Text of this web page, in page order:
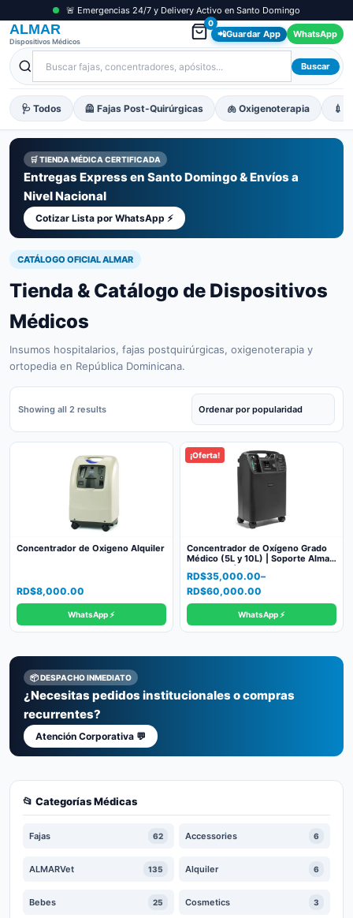
🚨 Emergencias 24/7 y Delivery Activo en Santo Domingo
ALMAR
Dispositivos Médicos
0
📲Guardar App WhatsApp
Buscar
🩺 Todos 🦺 Fajas Post-Quirúrgicas 🫁 Oxigenoterapia 💉
🛒 TIENDA MÉDICA CERTIFICADA
Entregas Express en Santo Domingo & Envíos a
Nivel Nacional
Cotizar Lista por WhatsApp ⚡
CATÁLOGO OFICIAL ALMAR
Tienda & Catálogo de Dispositivos
Médicos
Insumos hospitalarios, fajas postquirúrgicas, oxigenoterapia y
ortopedia en República Dominicana.
📂 Categorías Médicas
Fajas 62 Accessories 6
ALMARVet 135 Alquiler 6
Bebes 25 Cosmetics 3
Showing all 2 resultsSorted
Concentrador de Oxigeno Alquiler
RD$8,000.00
WhatsApp ⚡
¡Oferta!
Concentrador de Oxígeno Grado
Médico (5L y 10L) | Soporte Almar
con Garantía
RD$35,000.00–
RD$60,000.00
Price
range:
RD$35,000.00
through
RD$60,000.00
WhatsApp ⚡
📦 DESPACHO INMEDIATO
¿Necesitas pedidos institucionales o compras
recurrentes?
Atención Corporativa 💬